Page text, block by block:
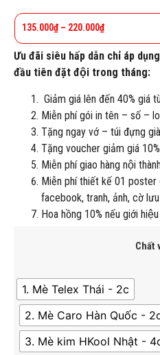
135.000₫ – 220.000₫
Ưu đãi siêu hấp dẫn chỉ áp
đầu tiên đặt đội trong tháng:
Giảm giá lên đến 40% giá
Miễn phí gói in tên – số –
Tặng ngay vớ – túi đựng
Tặng voucher giảm giá
Miễn phí giao hàng nội
Miễn phí thiết kế 01 poster
facebook, tranh, ảnh, cờ
Hoa hồng 10% nếu giới
Chất
1. Mè Telex Thái - 2c
2. Mè Caro Hàn Quốc -
3. Mè kim HKool Nhật -